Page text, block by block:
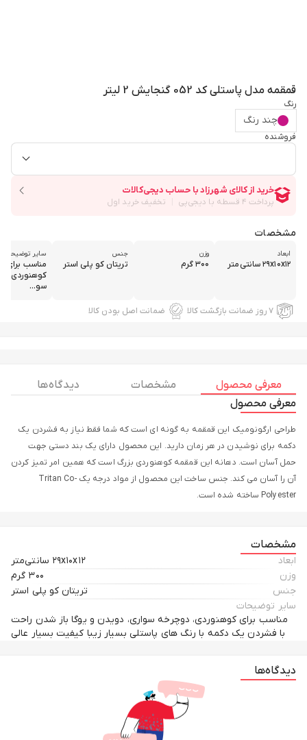
قمقمه مدل پاستلی کد 052 گنجایش 2 لیتر
رنگ
چند رنگ
فروشنده
مشخصات
ابعاد
۲۹x۱۰x۱۲ سانتی‌متر
وزن
۳۰۰ گرم
جنس
تریتان کو پلی استر
سایر توضیحات
مناسب برای
کوهنوردی،
سو...
۷ روز ضمانت بازگشت کالا ضمانت اصل بودن کالا
معرفی محصول مشخصات
دیدگاه ها
معرفی محصول
طراحی ارگونومیک این قمقمه به گونه ای است که شما فقط نیاز به فشردن یک
دکمه برای نوشیدن در هر زمان دارید. این محصول دارای یک بند دستی جهت
حمل آسان است. دهانه این قمقمه کوهنوردی بزرگ است که همین امر تمیز کردن
آن را آسان می کند. جنس ساخت این محصول از مواد درجه یک Tritan Co-
Polyester ساخته شده است.
مشخصات
ابعاد
۲۹x۱۰x۱۲ سانتی‌متر
وزن
۳۰۰ گرم
جنس
تریتان کو پلی استر
سایر توضیحات
مناسب برای کوهنوردی، دوچرخه سواری، دویدن و یوگا باز شدن راحت
با فشردن یک دکمه با رنگ های پاستلی بسیار زیبا کیفیت بسیار عالی
دیدگاه‌ها